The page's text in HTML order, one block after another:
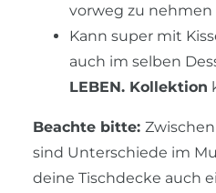
vorweg zu nehmen
Kann super mit
auch im selben
LEBEN. Kollektion
Beachte bitte:
sind Unterschiede im
deine Tischdecke auch